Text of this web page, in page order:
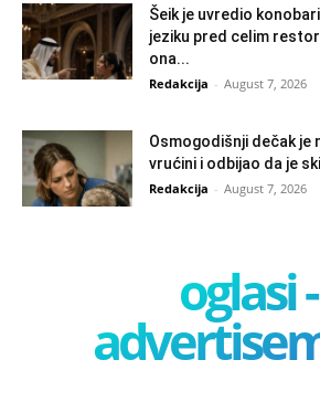
Šeik je uvredio
jeziku pred celim
ona...
Redakcija - August 7, 2026
Osmogodišnji dečak je
vrućini i odbijao da je
Redakcija - August 7, 2026
oglasi -